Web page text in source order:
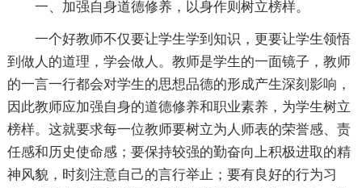
一、加强自身道德修养，以身作则树立榜样。
一个好教师不仅要让学生学到知识，更要让学生领悟
到做人的道理，学会做人。教师是学生的一面镜子，教师
的一言一行都会对学生的思想品德的形成产生深刻影响，
因此教师应加强自身的道德修养和职业素养，为学生树立
榜样。这就要求每一位教师要树立为人师表的荣誉感、责
任感和历史使命感；要保持较强的勤奋向上积极进取的精
神风貌，时刻注意自己的言行举止；要有良好的行为习